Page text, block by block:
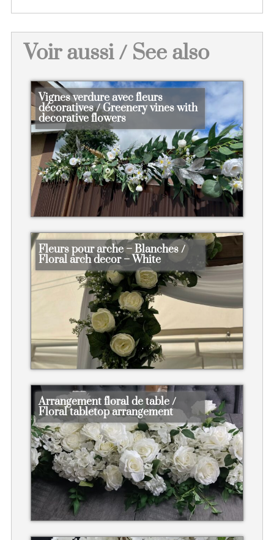
Voir aussi / See also
Vignes verdure avec fleurs
décoratives / Greenery vines with
decorative flowers
Fleurs pour arche – Blanches /
Floral arch decor – White
Arrangement floral de table /
Floral tabletop arrangement